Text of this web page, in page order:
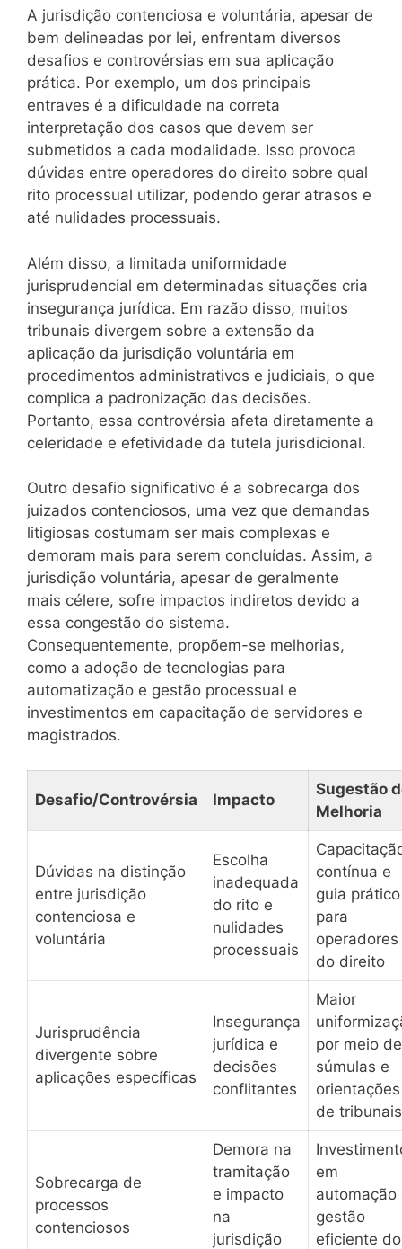
A jurisdição contenciosa e voluntária, apesar de
bem delineadas por lei, enfrentam diversos
desafios e controvérsias em sua aplicação
prática. Por exemplo, um dos principais
entraves é a dificuldade na correta
interpretação dos casos que devem ser
submetidos a cada modalidade. Isso provoca
dúvidas entre operadores do direito sobre qual
rito processual utilizar, podendo gerar atrasos e
até nulidades processuais.
Além disso, a limitada uniformidade
jurisprudencial em determinadas situações cria
insegurança jurídica. Em razão disso, muitos
tribunais divergem sobre a extensão da
aplicação da jurisdição voluntária em
procedimentos administrativos e judiciais, o que
complica a padronização das decisões.
Portanto, essa controvérsia afeta diretamente a
celeridade e efetividade da tutela jurisdicional.
Outro desafio significativo é a sobrecarga dos
juizados contenciosos, uma vez que demandas
litigiosas costumam ser mais complexas e
demoram mais para serem concluídas. Assim, a
jurisdição voluntária, apesar de geralmente
mais célere, sofre impactos indiretos devido a
essa congestão do sistema.
Consequentemente, propõem-se melhorias,
como a adoção de tecnologias para
automatização e gestão processual e
investimentos em capacitação de servidores e
magistrados.
Desafio/Controvérsia Impacto
Sugestão
Melhoria
Dúvidas na distinção
entre jurisdição
contenciosa e
voluntária
Escolha
inadequada
do rito e
nulidades
processuais
contínua e
guia prático
para
operadores
do direito
Jurisprudência
divergente sobre
aplicações específicas
Insegurança
jurídica e
decisões
conflitantes
Maior
por meio de
súmulas e
orientações
de tribunais
Sobrecarga de
processos
contenciosos
Demora na
tramitação
e impacto
na
jurisdição
em
automação
gestão
eficiente do